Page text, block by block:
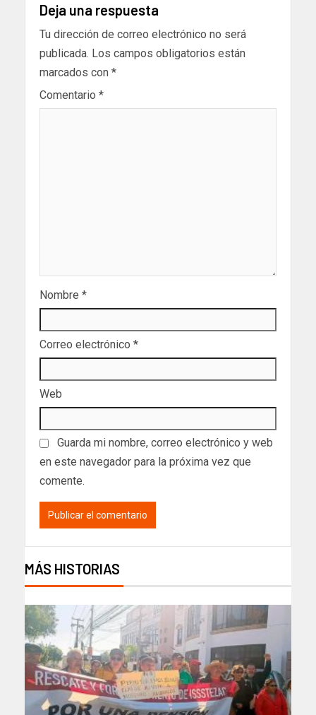
Deja una respuesta
Tu dirección de correo electrónico no será
publicada. Los campos obligatorios están
marcados con *
Comentario *
Nombre *
Correo electrónico *
Web
Guarda mi nombre, correo electrónico y web
en este navegador para la próxima vez que
comente.
MÁS HISTORIAS